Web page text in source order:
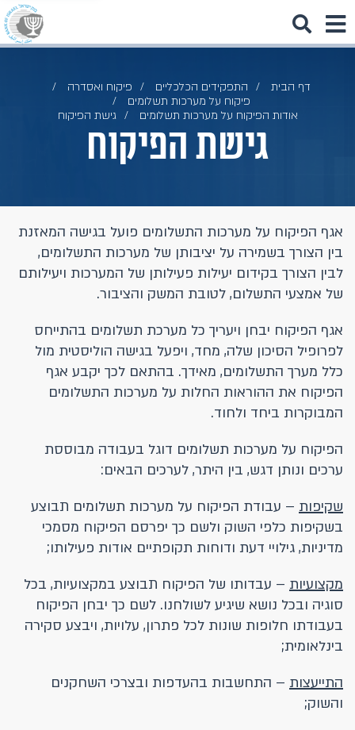
דף הבית התפקידים הכלכליים
פיקוח ואסדרה
פיקוח על מערכות תשלומים
אודות הפיקוח על מערכות תשלומים
גישת הפיקוח
גישת הפיקוח
אגף הפיקוח על מערכות התשלומים פועל בגישה המאזנת
בין הצורך בשמירה על יציבותן של מערכות התשלומים,
לבין הצורך בקידום יעילות פעילותן של המערכות ויעילותם
של אמצעי התשלום, לטובת המשק והציבור.
אגף הפיקוח יבחן ויעריך כל מערכת תשלומים בהתייחס
לפרופיל הסיכון שלה, מחד, ויפעל בגישה הוליסטית מול
כלל מערך התשלומים, מאידך. בהתאם לכך יקבע אגף
הפיקוח את ההוראות החלות על מערכות התשלומים
המבוקרות ביחד ולחוד.
הפיקוח על מערכות תשלומים דוגל בעבודה מבוססת
ערכים ונותן דגש, בין היתר, לערכים הבאים:
שקיפות – עבודת הפיקוח על מערכות תשלומים תבוצע
בשקיפות כלפי השוק ולשם כך יפרסם הפיקוח מסמכי
מדיניות, גילויי דעת ודוחות תקופתיים אודות פעילותו;
מקצועיות – עבדותו של הפיקוח תבוצע במקצועיות, בכל
סוגיה ובכל נושא שיגיע לשולחנו. לשם כך יבחן הפיקוח
בעבודתו חלופות שונות לכל פתרון, עלויות, ויבצע סקירה
בינלאומית;
התייעצות – התחשבות בהעדפות ובצרכי השחקנים
והשוק;